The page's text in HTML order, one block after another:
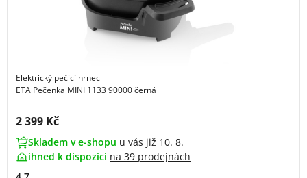
Elektrický pečicí hrnec
ETA Pečenka MINI 1133 90000 černá
Cena s DPH:
2 399 Kč
Skladem v e-shopu u vás již 10. 8.
ihned k dispozici na 39 prodejnách